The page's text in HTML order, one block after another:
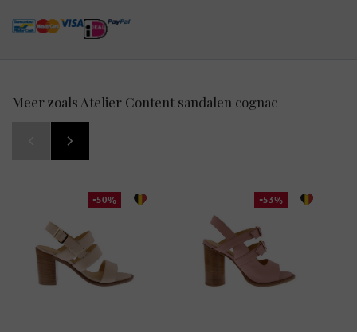
Meer zoals Atelier Content sandalen cognac
-50% -53%